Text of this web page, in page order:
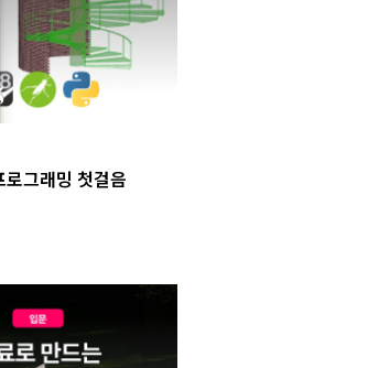
그래밍 첫걸음